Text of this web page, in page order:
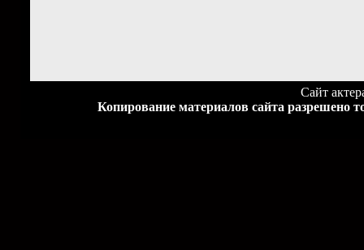
Сайт
Копирование материалов сайта разрешено